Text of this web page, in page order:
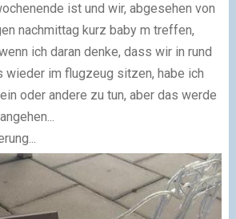
ist und wir, abgesehen von
nachmittag kurz baby m treffen,
ich daran denke, dass wir in rund
wieder im flugzeug sitzen, habe ich
oder andere zu tun, aber das werde